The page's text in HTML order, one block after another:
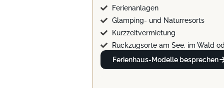
Ferienanlagen
Glamping- und Naturresorts
Kurzzeitvermietung
Rückzugsorte am See, im Wald
Ferienhaus-Modelle besprechen